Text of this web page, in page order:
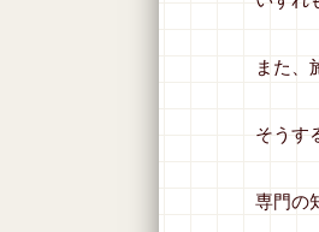
また、
そうす
専門の